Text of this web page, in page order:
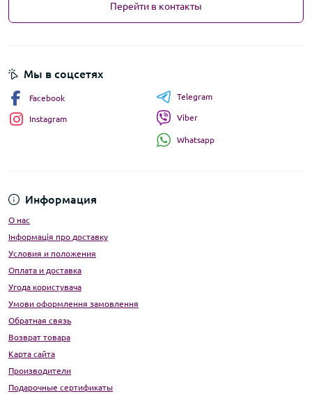
Перейти в контакты
Информация
О нас
Інформація про доставку
Условия и положения
Оплата и доставка
Угода користувача
Умови оформлення замовлення
Обратная связь
Возврат товара
Карта сайта
Производители
Подарочные сертификаты
Мы в соцсетях
Facebook
Instagram
Telegram
Viber
Whatsapp